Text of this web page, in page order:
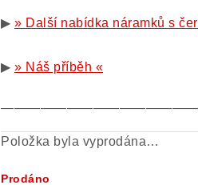
▶ » Další nabídka náramků s
▶ » Náš příběh «
Položka byla vyprodána…
Prodáno